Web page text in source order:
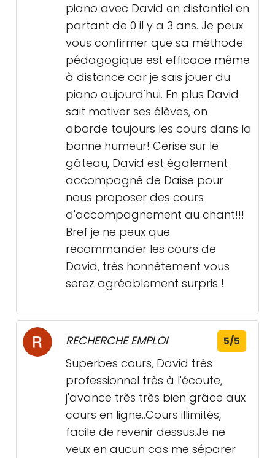
piano avec David en distantiel en
partant de 0 il y a 3 ans. Je peux
vous confirmer que sa méthode
pédagogique est efficace même
à distance car je sais jouer du
piano aujourd'hui. En plus David
sait motiver ses élèves, on
aborde toujours les cours dans la
bonne humeur! Cerise sur le
gâteau, David est également
accompagné de Daise pour
nous proposer des cours
d'accompagnement au chant!!!
Bref je ne peux que
recommander les cours de
David, très honnêtement vous
serez agréablement surpris !
RECHERCHE EMPLOI 5/5
Superbes cours, David très
professionnel très à l'écoute,
j'avance très très bien grâce aux
cours en ligne..Cours illimités,
facile de revenir dessus.Je ne
veux en aucun cas me séparer